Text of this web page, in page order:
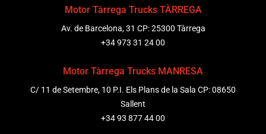
Motor Tàrrega Trucks TÀRREGA
Av. de Barcelona, 31 CP: 25300 Tàrrega
+34 973 31 24 00
Motor Tàrrega Trucks MANRESA
C/ 11 de Setembre, 10 P.I. Els Plans de la Sala CP: 08650
Sallent
+34 93 877 44 00